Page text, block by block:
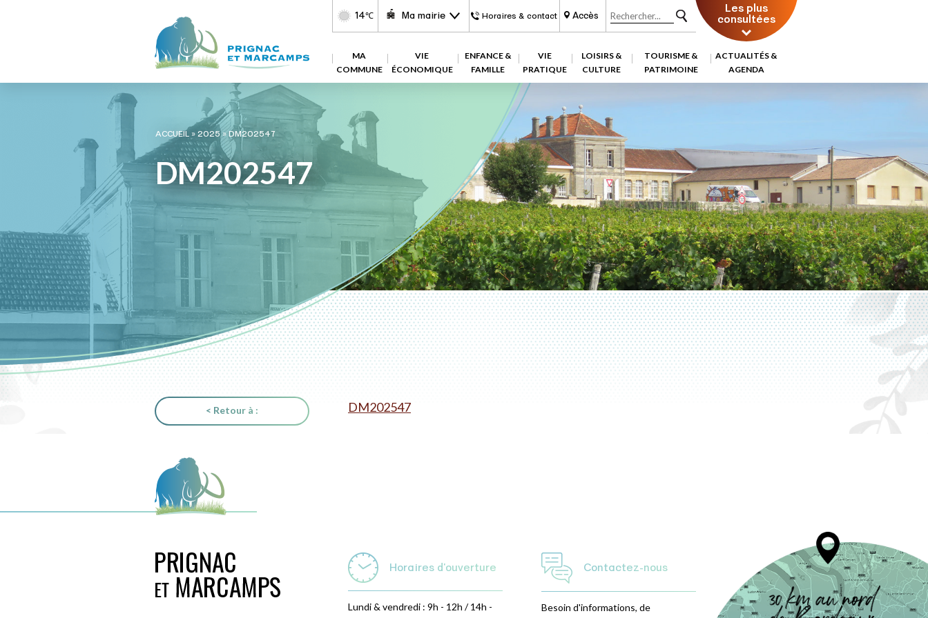
14℃ Ma mairie Horaires & contact Accès Les plus
consultées
MA
COMMUNE
VIE
ÉCONOMIQUE
ENFANCE &
FAMILLE
VIE
PRATIQUE
LOISIRS &
CULTURE
TOURISME &
PATRIMOINE
ACTUALITÉS &
AGENDA
ACCUEIL»2025»DM202547
DM202547
< Retour à : DM202547
Horaires d'ouverture
Lundi & vendredi : 9h - 12h / 14h -
Contactez-nous
Besoin d'informations, de